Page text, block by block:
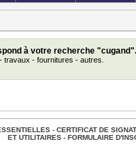
à votre recherche "cugand".
- fournitures - autres.
- CERTIFICAT DE
ET UTILITAIRES - FORMULAIRE